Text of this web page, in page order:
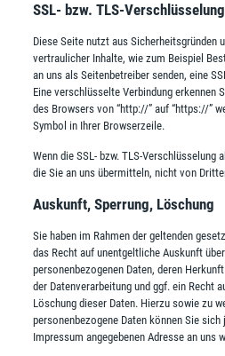
SSL- bzw. TLS-Verschlüsselung
Diese Seite nutzt aus Sicherheitsgründen
vertraulicher Inhalte, wie zum Beispiel
an uns als Seitenbetreiber senden, eine
Eine verschlüsselte Verbindung erkennen
des Browsers von “http://” auf “https://”
Symbol in Ihrer Browserzeile.
Wenn die SSL- bzw. TLS-Verschlüsselung
die Sie an uns übermitteln, nicht von
Auskunft, Sperrung, Löschung
Sie haben im Rahmen der geltenden
das Recht auf unentgeltliche Auskunft
personenbezogenen Daten, deren
der Datenverarbeitung und ggf. ein Recht
Löschung dieser Daten. Hierzu sowie zu
personenbezogene Daten können Sie
Impressum angegebenen Adresse an uns